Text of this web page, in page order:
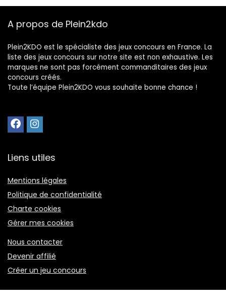
A propos de Plein2kdo
Plein2KDO est le spécialiste des jeux concours en France. La
liste des jeux concours sur notre site est non exhaustive. Les
marques ne sont pas forcément commanditaires des jeux
concours créés.
Toute l’équipe Plein2KDO vous souhaite bonne chance !
Liens utiles
Mentions légales
Politique de confidentialité
Charte cookies
Gérer mes cookies
Nous contacter
Devenir affilié
Créer un jeu concours